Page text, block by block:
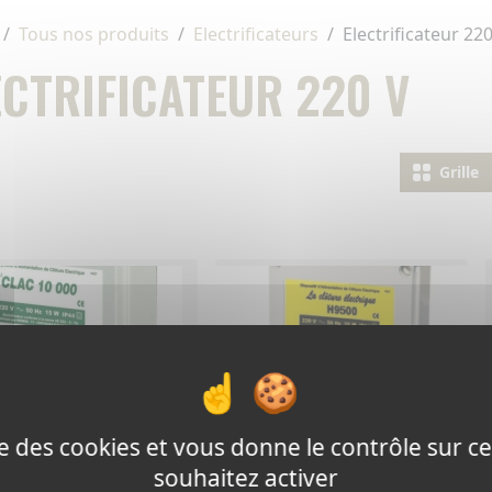
des cookies et vous donne le contrôle sur
souhaitez activer
Tous nos produits Electrificateurs Electrificateur
220 V
Grille
121 - electrificateur